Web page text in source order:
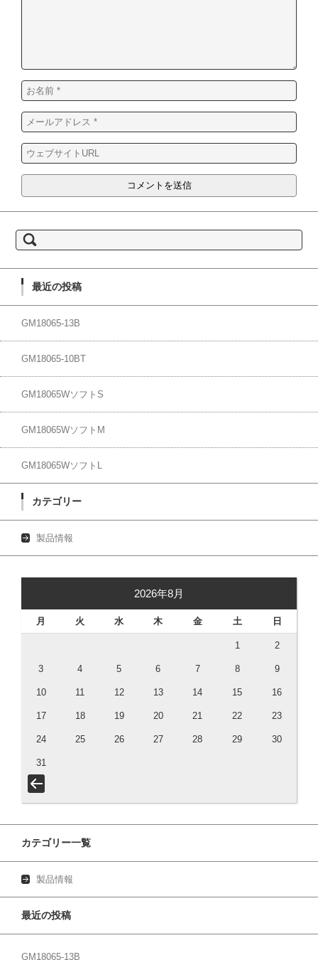
検索:
最近の投稿
GM18065-13B
GM18065-10BT
GM18065WソフトS
GM18065WソフトM
GM18065WソフトL
カテゴリー
製品情報
2026年8月
月 火 水 木 金 土 日
1 2
3 4 5 6 7 8 9
10 11 12 13 14 15 16
17 18 19 20 21 22 23
24 25 26 27 28 29 30
31
カテゴリー一覧
製品情報
最近の投稿
GM18065-13B